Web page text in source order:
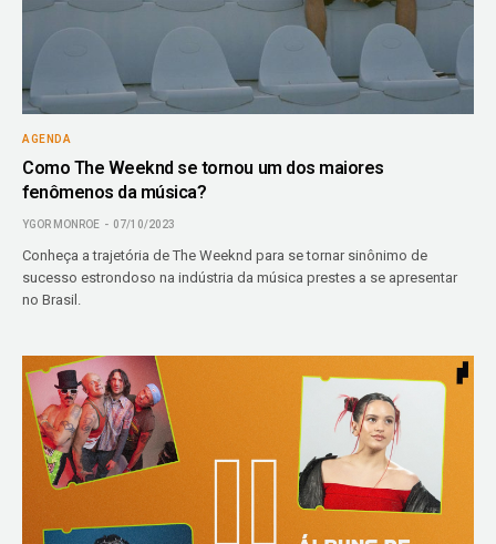
AGENDA
Como The Weeknd se tornou um dos maiores
fenômenos da música?
YGOR MONROE 07/10/2023
Conheça a trajetória de The Weeknd para se tornar sinônimo de
sucesso estrondoso na indústria da música prestes a se apresentar
no Brasil.